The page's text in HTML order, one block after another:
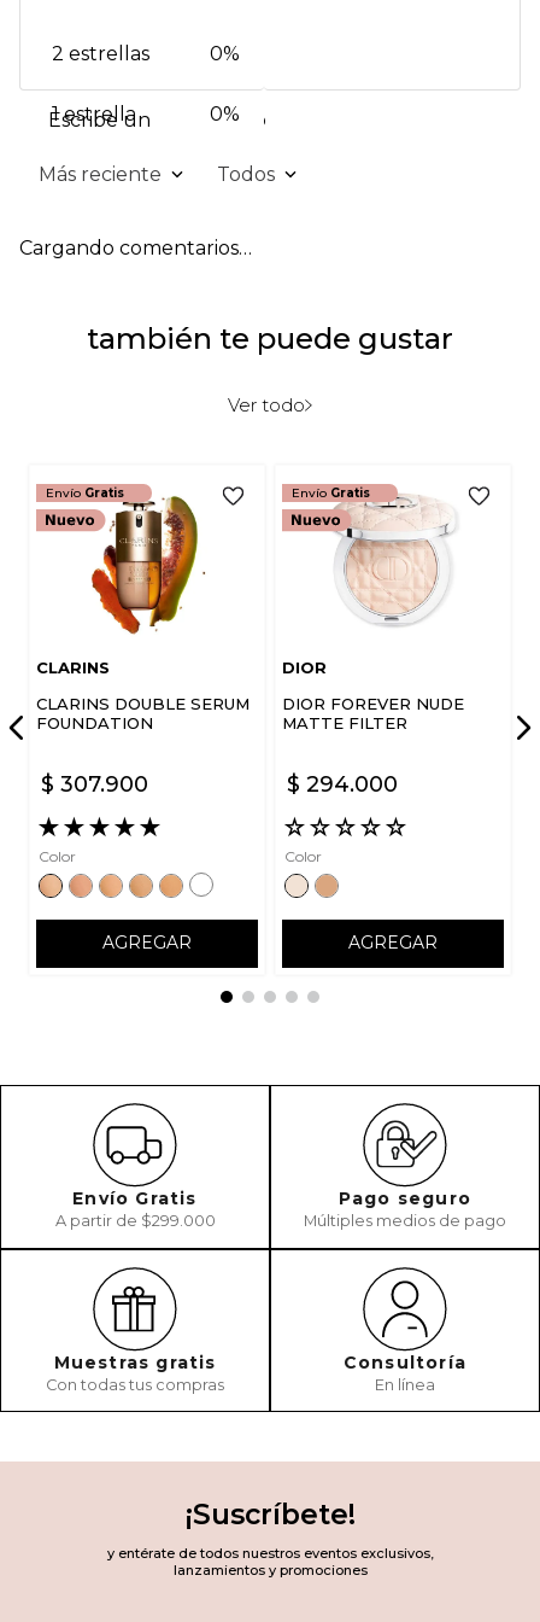
2 estrellas 0%
1 estrella 0%
Escribe un comentario
Título
Califica el producto de 1 a 5 estrellas
Dirección de email
Escribe un comentario
Más reciente Todos
Cargando comentarios…
también te puede gustar
Ver todo
Envío Gratis
CLARINS
CLARINS DOUBLE SERUM
FOUNDATION
$ 307.900
★★★★★
Color
AGREGAR
Envío Gratis
DIOR
DIOR FOREVER NUDE
MATTE FILTER
$ 294.000
☆☆☆☆☆
Color
AGREGAR
Envío Gratis
A partir de $299.000
Pago seguro
Múltiples medios de pago
Muestras gratis
Con todas tus compras
Consultoría
En línea
¡Suscríbete!
y entérate de todos nuestros eventos exclusivos,
lanzamientos y promociones